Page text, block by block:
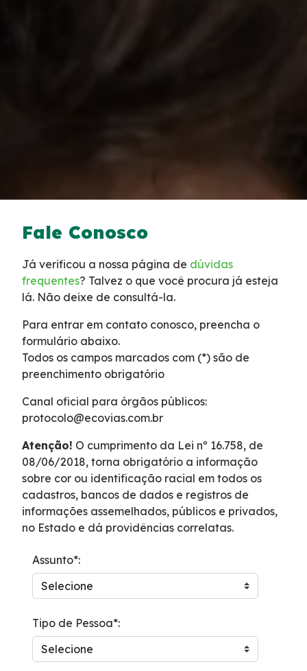
Cargas Especiais
Faixa de Domínio
Links Úteis
Carta ao Usuário
Notícias
Sustentabilidade
Projetos Socioambientais
Meio Ambiente
Política de Gestão Integrada
Programa de Redução de Acidentes
Fale Conosco
Já verificou a nossa página de dúvidas
frequentes? Talvez o que você procura já esteja
lá. Não deixe de consultá-la.
Para entrar em contato conosco, preencha o
formulário abaixo.
Todos os campos marcados com (*) são de
preenchimento obrigatório
Canal oficial para órgãos públicos:
protocolo@ecovias.com.br
Atenção! O cumprimento da Lei nº 16.758, de
08/06/2018, torna obrigatório a informação
sobre cor ou identificação racial em todos os
cadastros, bancos de dados e registros de
informações assemelhados, públicos e privados,
no Estado e dá providências correlatas.
Assunto*:
Tipo de Pessoa*: